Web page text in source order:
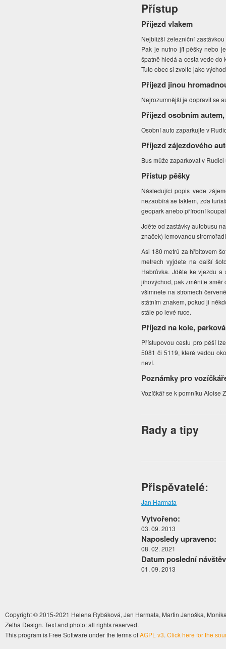
Přístup
Příjezd vlakem
Nejbližší železniční
Pak je nutno jít pěšky nebo
špatně hledá a cesta vede do
Tuto obec si zvolte jako
Příjezd jinou
Nejrozumnější je dopravit se
Příjezd osobním
Osobní auto zaparkujte v
Příjezd zájezdového
Bus může zaparkovat v Rudici
Přístup pěšky
Následující popis vede
nezaobírá se faktem, zda
geopark anebo přírodní
Jděte od zastávky autobusu
značek) lemovanou
Asi 180 metrů za hřbitovem
metrech vyjdete na další
Habrůvka. Jděte ke vjezdu
jihovýchod, pak změníte směr
všimnete na stromech
státním znakem, pokud ji
stále po levé ruce.
Příjezd na kole,
Přístupovou cestu pro pěší
5081 či 5119, které vedou
neví.
Poznámky pro
Vozíčkář se k pomníku Aloise
Rady a tipy
Přispěvatelé:
Jan Harmata
Vytvořeno:
03. 09. 2013
Naposledy upraveno:
08. 02. 2021
Datum poslední
01. 09. 2013
Copyright © 2015-2021 Helena Rybáková, Jan Harmata, Martin Janoška,
Zetha Design. Text and photo: all rights reserved.
This program is Free Software under the terms ofAGPL v3. Click here for the